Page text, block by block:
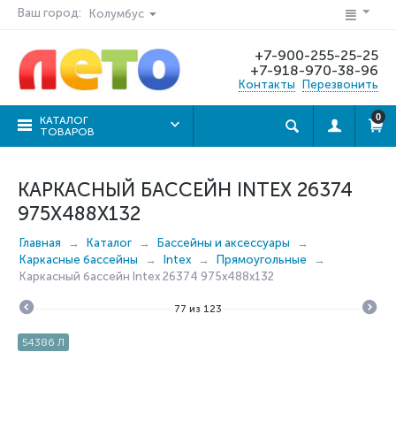
Ваш город: Колумбус
+7-900-255-25-25
+7-918-970-38-96
Контакты Перезвонить
КАТАЛОГ
ТОВАРОВ
0
КАРКАСНЫЙ БАССЕЙН INTEX 26374
975X488X132
Главная Каталог
Бассейны и аксессуары
Каркасные бассейны
Intex
Прямоугольные
Каркасный бассейн Intex 26374 975x488x132
77 из 123
54386 Л